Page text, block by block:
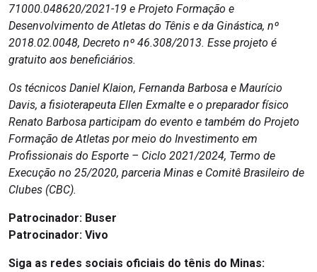
71000.048620/2021-19 e Projeto Formação e
Desenvolvimento de Atletas do Tênis e da Ginástica, nº
2018.02.0048, Decreto nº 46.308/2013. Esse projeto é
gratuito aos beneficiários.
Os técnicos Daniel Klaion, Fernanda Barbosa e Maurício
Davis, a fisioterapeuta Ellen Exmalte e o preparador físico
Renato Barbosa participam do evento e também do Projeto
Formação de Atletas por meio do Investimento em
Profissionais do Esporte – Ciclo 2021/2024, Termo de
Execução no 25/2020, parceria Minas e Comitê Brasileiro de
Clubes (CBC).
Patrocinador: Buser
Patrocinador: Vivo
Siga as redes sociais oficiais do tênis do Minas: